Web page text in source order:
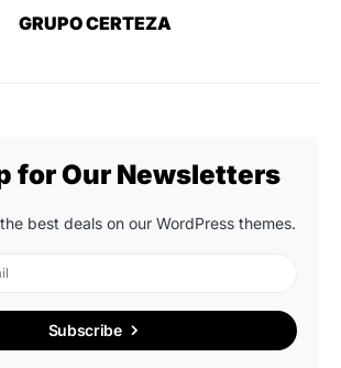
GRUPO CERTEZA
for Our Newsletters
best deals on our WordPress themes.
Subscribe